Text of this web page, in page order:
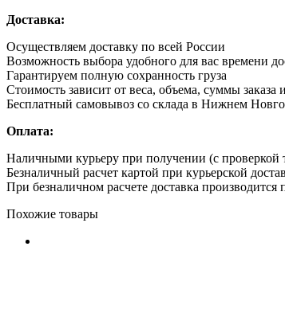
Доставка:
Осуществляем доставку по всей России
Возможность выбора удобного для вас времени
Гарантируем полную сохранность груза
Стоимость зависит от веса, объема, суммы заказа
Бесплатный самовывоз со склада в Нижнем
Оплата:
Наличными курьеру при получении (с проверкой
Безналичный расчет картой при курьерской
При безналичном расчете доставка производится
Похожие товары